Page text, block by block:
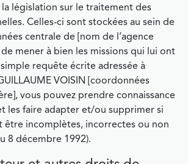
législation sur le traitement des
Celles-ci sont stockées au sein de
centrale de [nom de l’agence
mener à bien les missions qui lui ont
requête écrite adressée à
VOISIN [coordonnées
vous pouvez prendre connaissance
les faire adapter et/ou supprimer si
être incomplètes, incorrectes ou non
8 décembre 1992).